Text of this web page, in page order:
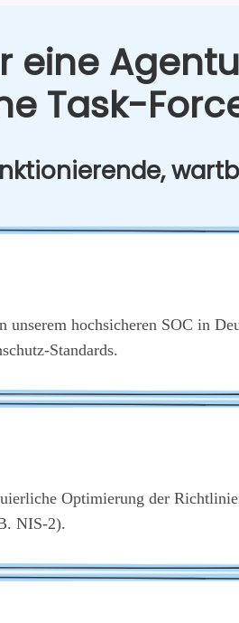
eine
Task-
hoch­si­che­ren SOC in
Stan­dards.
Opti­mie­rung der
NIS‑2).